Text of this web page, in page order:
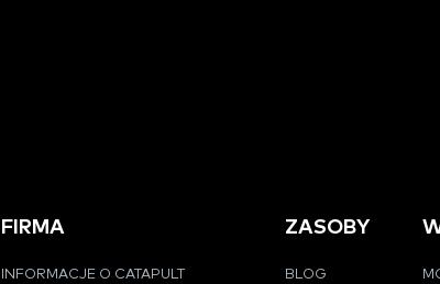
FIRMA
INFORMACJE O CATAPULT
ZASOBY
BLOG